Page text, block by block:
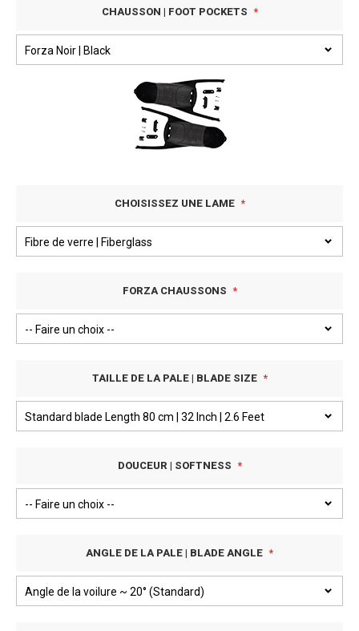
CHAUSSON | FOOT POCKETS
CHOISISSEZ UNE LAME
FORZA CHAUSSONS
TAILLE DE LA PALE | BLADE SIZE
DOUCEUR | SOFTNESS
ANGLE DE LA PALE | BLADE ANGLE